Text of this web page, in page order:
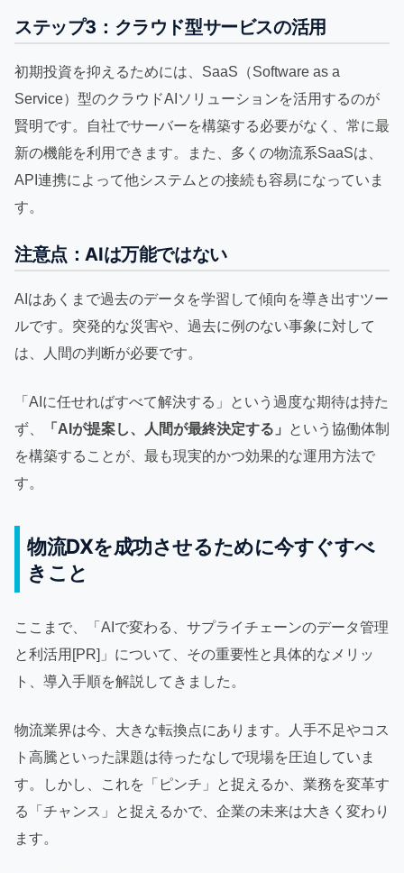
ステップ3：クラウド型サービスの活用
初期投資を抑えるためには、SaaS（Software as a
Service）型のクラウドAIソリューションを活用するのが
賢明です。自社でサーバーを構築する必要がなく、常に最
新の機能を利用できます。また、多くの物流系SaaSは、
API連携によって他システムとの接続も容易になっていま
す。
注意点：AIは万能ではない
AIはあくまで過去のデータを学習して傾向を導き出すツー
ルです。突発的な災害や、過去に例のない事象に対して
は、人間の判断が必要です。
「AIに任せればすべて解決する」という過度な期待は持た
ず、
「AIが提案し、人間が最終決定する」
という協働体制
を構築することが、最も現実的かつ効果的な運用方法で
す。
物流DXを成功させるために今すぐすべ
きこと
ここまで、「AIで変わる、サプライチェーンのデータ管理
と利活用[PR]」について、その重要性と具体的なメリッ
ト、導入手順を解説してきました。
物流業界は今、大きな転換点にあります。人手不足やコス
ト高騰といった課題は待ったなしで現場を圧迫していま
す。しかし、これを「ピンチ」と捉えるか、業務を変革す
る「チャンス」と捉えるかで、企業の未来は大きく変わり
ます。